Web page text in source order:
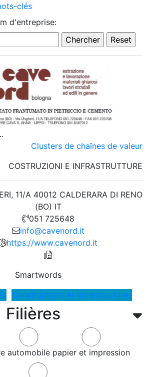
clés
d'entreprise:
Filières
automobile papier et impression
Clusters de chaînes de valeur
COSTRUZIONI E INFRASTRUTTURE
11/A 40012 CALDERARA DI RENO
(BO) IT
051 725648
info@cavenord.it
https://www.cavenord.it
Smartwords
Constructions et infrastructures